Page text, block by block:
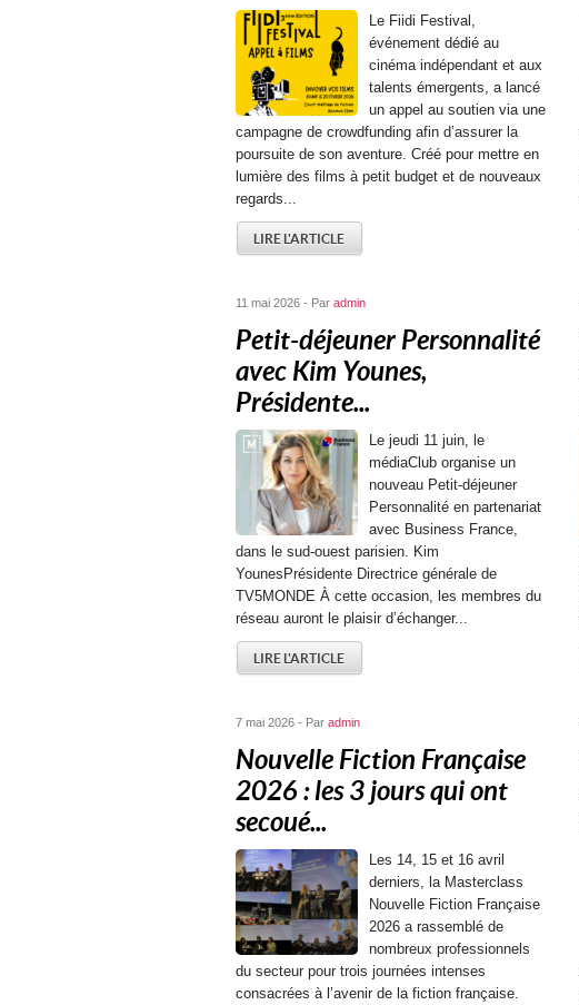
Le Fiidi Festival,
événement dédié au
cinéma indépendant et aux
talents émergents, a lancé
un appel au soutien via une
campagne de crowdfunding afin d’assurer la
poursuite de son aventure. Créé pour mettre en
lumière des films à petit budget et de nouveaux
regards...
LIRE L'ARTICLE
11 mai 2026 - Par admin
Petit-déjeuner Personnalité
avec Kim Younes,
Présidente...
Le jeudi 11 juin, le
médiaClub organise un
nouveau Petit-déjeuner
Personnalité en partenariat
avec Business France,
dans le sud-ouest parisien. Kim
YounesPrésidente Directrice générale de
TV5MONDE À cette occasion, les membres du
réseau auront le plaisir d’échanger...
LIRE L'ARTICLE
7 mai 2026 - Par admin
Nouvelle Fiction Française
2026 : les 3 jours qui ont
secoué...
Les 14, 15 et 16 avril
derniers, la Masterclass
Nouvelle Fiction Française
2026 a rassemblé de
nombreux professionnels
du secteur pour trois journées intenses
consacrées à l’avenir de la fiction française.